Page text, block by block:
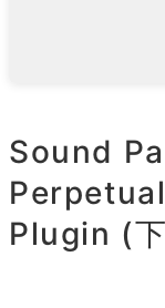
Sound
Perpetual
Plugin (